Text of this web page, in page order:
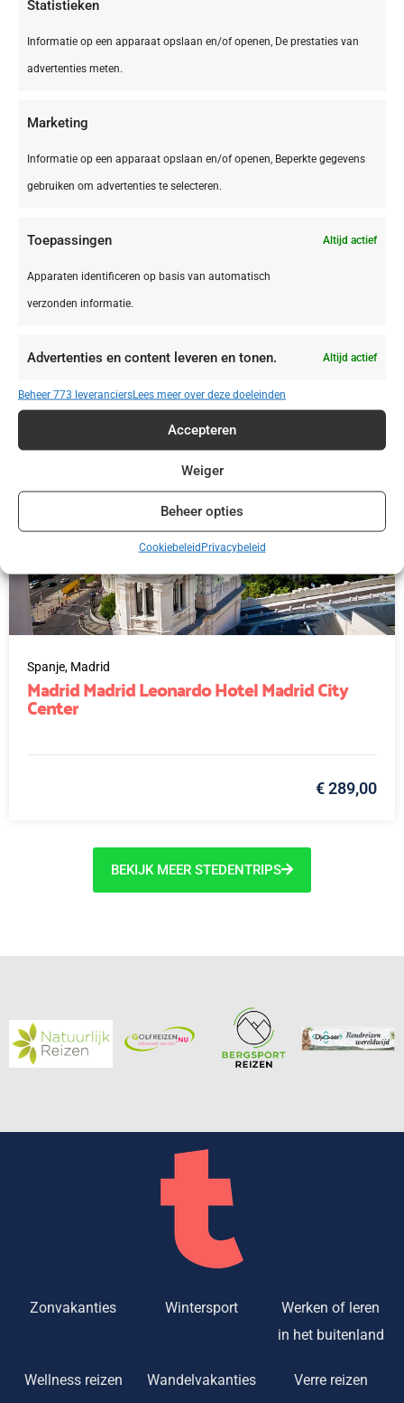
Statistieken
Informatie op een apparaat opslaan en/of openen, De prestaties van
advertenties meten.
Marketing
Informatie op een apparaat opslaan en/of openen, Beperkte gegevens
gebruiken om advertenties te selecteren.
Toepassingen Altijd actief
Apparaten identificeren op basis van automatisch
verzonden informatie.
Advertenties en content leveren en tonen. Altijd actief
Beheer 773 leveranciersLees meer over deze doeleinden
Accepteren
Weiger
Beheer opties
CookiebeleidPrivacybeleid
België,Brussel
Brussel Vilvoorde Campanile Hotel Brussel
Vilvoorde
€ 42,50
Spanje, Madrid
Madrid Madrid Leonardo Hotel Madrid City
Center
€ 289,00
BEKIJK MEER STEDENTRIPS
Zonvakanties Wintersport
Werken of leren
in het buitenland
Wellness reizen Wandelvakanties Verre reizen